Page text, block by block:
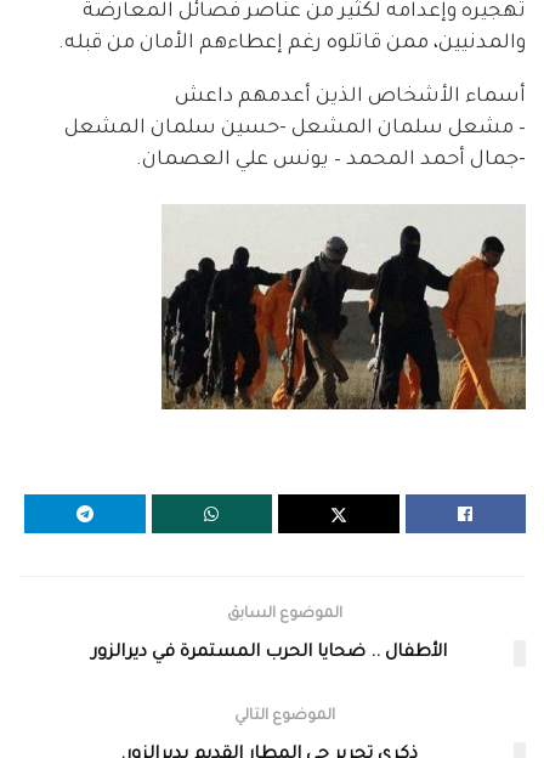
تهجيره وإعدامه لكثير من عناصر فصائل المعارضة
والمدنيين، ممن قاتلوه رغم إعطاءهم الأمان من قبله.
أسماء الأشخاص الذين أعدمهم داعش
– مشعل سلمان المشعل -حسين سلمان المشعل
-جمال أحمد المحمد – يونس علي العصمان.
الموضوع السابق
الأطفال .. ضحايا الحرب المستمرة في ديرالزور
الموضوع التالي